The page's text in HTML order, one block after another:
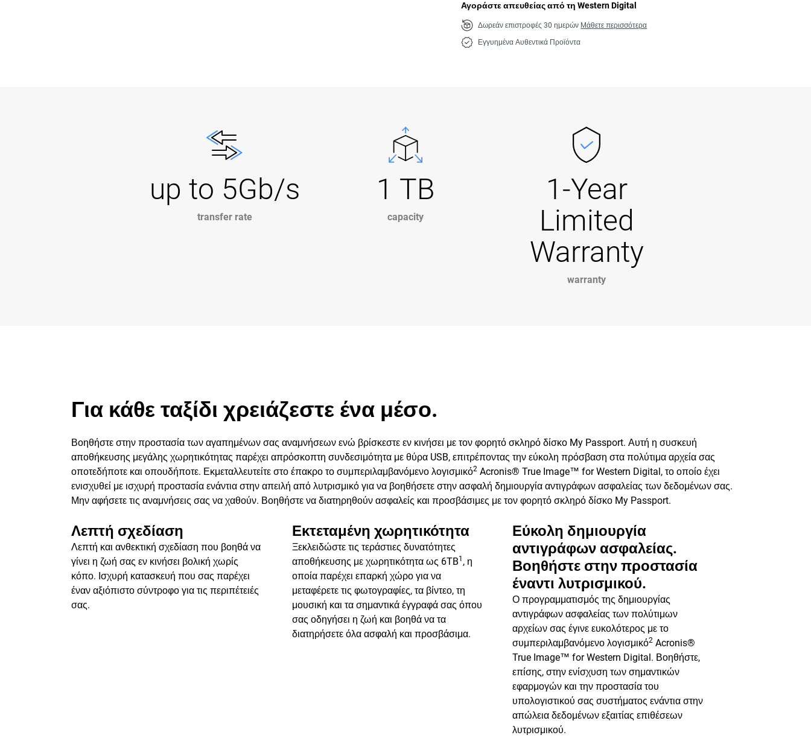
Αγοράστε απευθείας από τη Western Digital
Δωρεάν επιστροφές 30 ημερών Μάθετε περισσότερα
Εγγυημένα Αυθεντικά Προϊόντα
up to 5Gb/s
transfer rate
1 TB
capacity
1-Year
Limited
Warranty
warranty
Για κάθε ταξίδι χρειάζεστε ένα μέσο.
Βοηθήστε στην προστασία των αγαπημένων σας αναμνήσεων ενώ βρίσκεστε εν κινήσει με τον φορητό σκληρό δίσκο My Passport. Αυτή η συσκευή
αποθήκευσης μεγάλης χωρητικότητας παρέχει απρόσκοπτη συνδεσιμότητα με θύρα USB, επιτρέποντας την εύκολη πρόσβαση στα πολύτιμα αρχεία σας
οποτεδήποτε και οπουδήποτε. Εκμεταλλευτείτε στο έπακρο το συμπεριλαμβανόμενο λογισμικό2 Acronis® True Image™ for Western Digital, το οποίο έχει
ενισχυθεί με ισχυρή προστασία ενάντια στην απειλή από λυτρισμικό για να βοηθήσετε στην ασφαλή δημιουργία αντιγράφων ασφαλείας των δεδομένων σας.
Μην αφήσετε τις αναμνήσεις σας να χαθούν. Βοηθήστε να διατηρηθούν ασφαλείς και προσβάσιμες με τον φορητό σκληρό δίσκο My Passport.
Λεπτή σχεδίαση
Λεπτή και ανθεκτική σχεδίαση που βοηθά να
γίνει η ζωή σας εν κινήσει βολική χωρίς
κόπο. Ισχυρή κατασκευή που σας παρέχει
έναν αξιόπιστο σύντροφο για τις περιπέτειές
σας.
Εκτεταμένη χωρητικότητα
Ξεκλειδώστε τις τεράστιες δυνατότητες
αποθήκευσης με χωρητικότητα ως 6TB1 , η
οποία παρέχει επαρκή χώρο για να
μεταφέρετε τις φωτογραφίες, τα βίντεο, τη
μουσική και τα σημαντικά έγγραφά σας όπου
σας οδηγήσει η ζωή και βοηθά να τα
διατηρήσετε όλα ασφαλή και προσβάσιμα.
Εύκολη δημιουργία
αντιγράφων ασφαλείας.
Βοηθήστε στην προστασία
έναντι λυτρισμικού.
Ο προγραμματισμός της δημιουργίας
αντιγράφων ασφαλείας των πολύτιμων
αρχείων σας έγινε ευκολότερος με το
συμπεριλαμβανόμενο λογισμικό2 Acronis®
True Image™ for Western Digital. Βοηθήστε,
επίσης, στην ενίσχυση των σημαντικών
εφαρμογών και την προστασία του
υπολογιστικού σας συστήματος ενάντια στην
απώλεια δεδομένων εξαιτίας επιθέσεων
λυτρισμικού.